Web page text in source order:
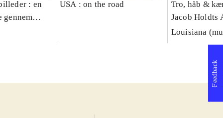
: en
gennem
USA : on the road
Tro, håb &
Jacob Holdts
Louisiana
Feedback